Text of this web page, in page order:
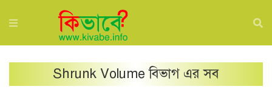
Shrunk Volume বিভাগ এর সব